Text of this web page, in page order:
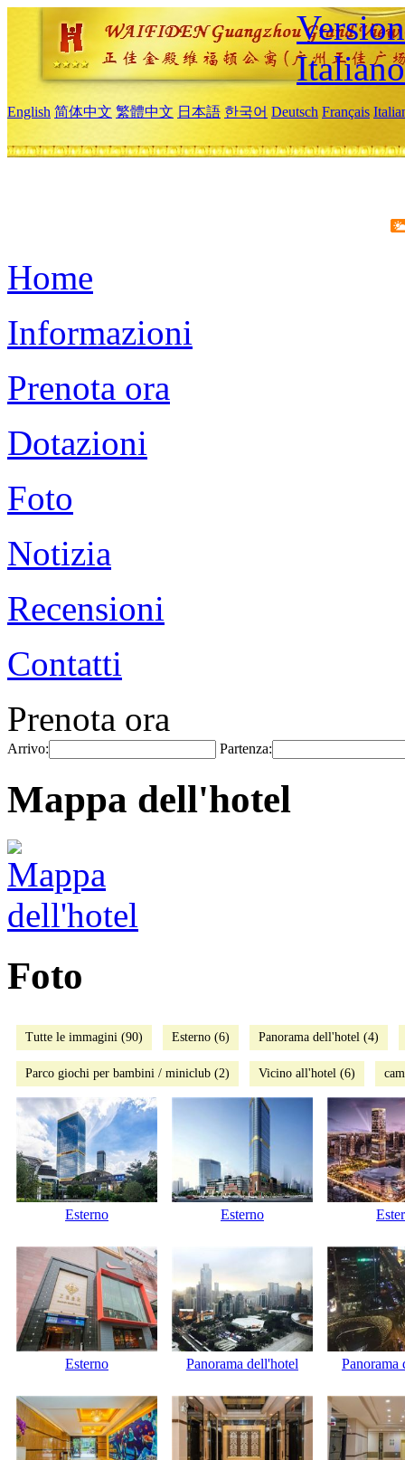
Italiano
English 简体中文 繁體中文 日本語 한국어 Deutsch Français
Home
Informazioni
Prenota ora
Dotazioni
Foto
Notizia
Recensioni
Contatti
Prenota ora
Arrivo: Partenza:
Mappa dell'hotel
Foto
Tutte le immagini (90) Esterno (6) Panorama dell'hotel (4)
Parco giochi per bambini / miniclub (2) Vicino all'hotel (6)
Esterno Esterno
Esterno Panorama dell'hotel Panorama